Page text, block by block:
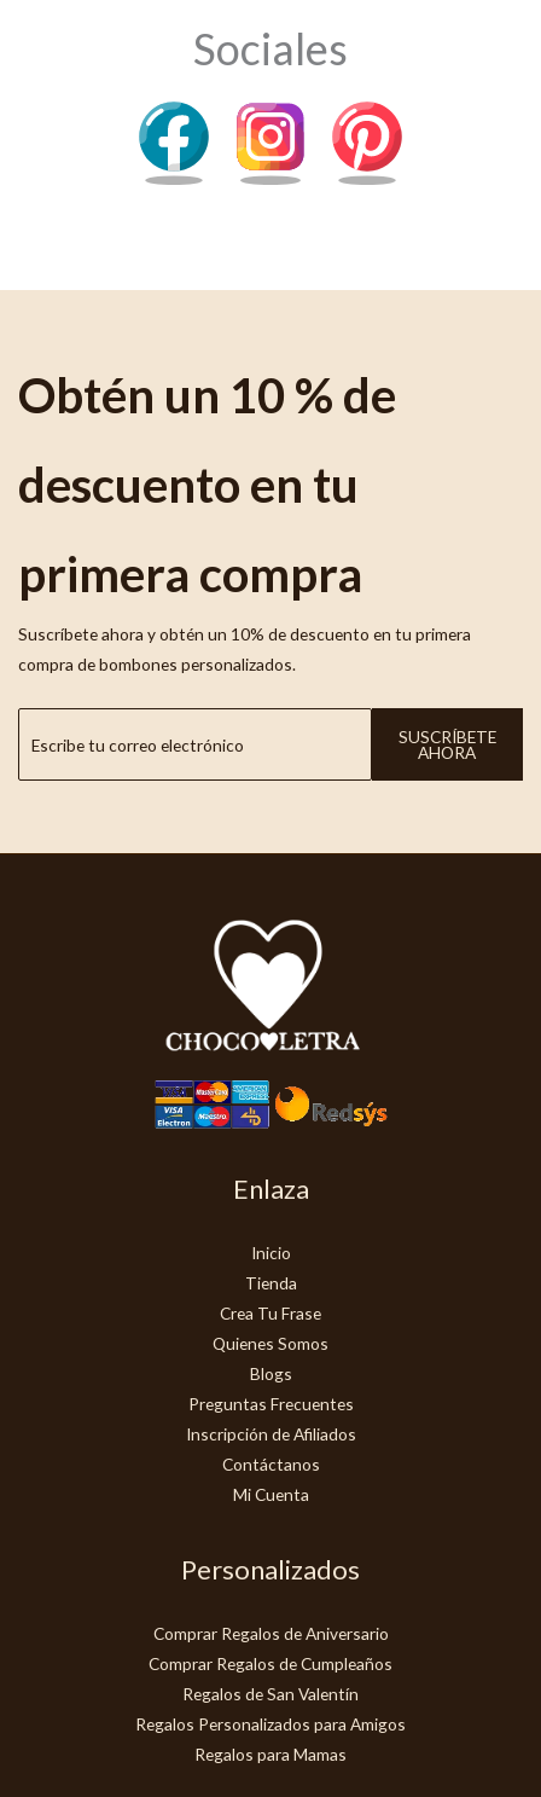
Sociales
Obtén un 10 % de
descuento en tu
primera compra
Suscríbete ahora y obtén un 10% de descuento en tu primera
compra de bombones personalizados.
SUSCRÍBETE
AHORA
Enlaza
Inicio
Tienda
Crea Tu Frase
Quienes Somos
Blogs
Preguntas Frecuentes
Inscripción de Afiliados
Contáctanos
Mi Cuenta
Personalizados
Comprar Regalos de Aniversario
Comprar Regalos de Cumpleaños
Regalos de San Valentín
Regalos Personalizados para Amigos
Regalos para Mamas